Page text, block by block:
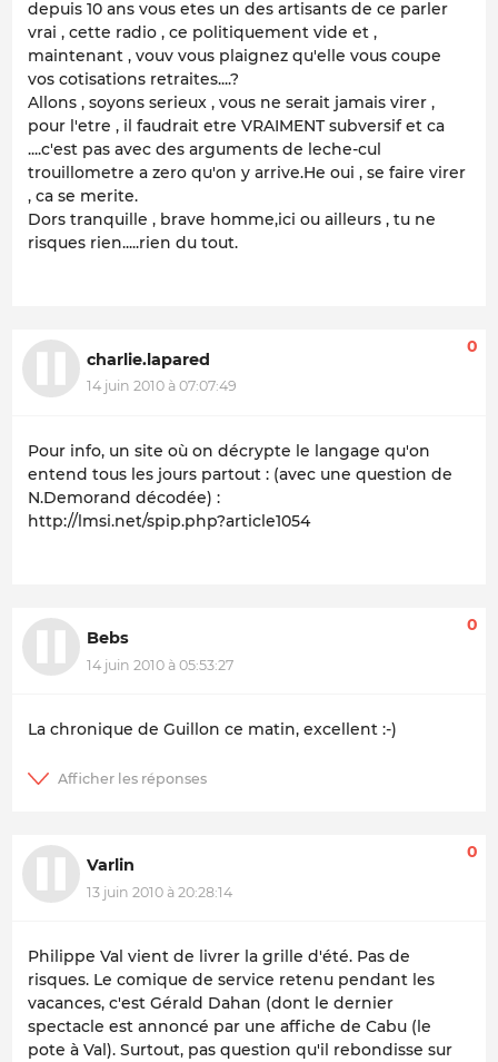
depuis 10 ans vous etes un des artisants de ce parler
vrai , cette radio , ce politiquement vide et ,
maintenant , vouv vous plaignez qu'elle vous coupe
vos cotisations retraites....?
Allons , soyons serieux , vous ne serait jamais virer ,
pour l'etre , il faudrait etre VRAIMENT subversif et ca
....c'est pas avec des arguments de leche-cul
trouillometre a zero qu'on y arrive.He oui , se faire virer
, ca se merite.
Dors tranquille , brave homme,ici ou ailleurs , tu ne
risques rien.....rien du tout.
charlie.lapared
14 juin 2010 à 07:07:49
0
Pour info, un site où on décrypte le langage qu'on
entend tous les jours partout : (avec une question de
N.Demorand décodée) :
http://lmsi.net/spip.php?article1054
Bebs
14 juin 2010 à 05:53:27
0
La chronique de Guillon ce matin, excellent :-)
Varlin
13 juin 2010 à 20:28:14
0
Philippe Val vient de livrer la grille d'été. Pas de
risques. Le comique de service retenu pendant les
vacances, c'est Gérald Dahan (dont le dernier
spectacle est annoncé par une affiche de Cabu (le
pote à Val). Surtout, pas question qu'il rebondisse sur